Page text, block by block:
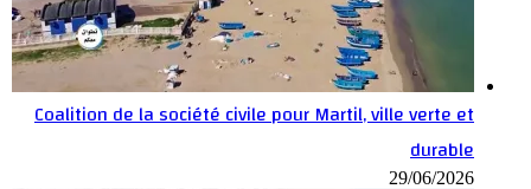
Coalition de la société civile pour Martil, ville verte et
durable
29/06/2026